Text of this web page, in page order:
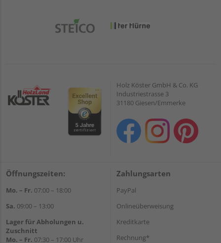
Holz Köster GmbH & Co. KG
Industriestrasse 3
31180 Giesen/Emmerke
Öffnungszeiten:
Mo. – Fr. 07:00 – 18:00
Sa. 09:00 – 13:00
Lager für Abholungen u.
Zuschnitt
Mo. – Fr. 07:30 – 17:00 Uhr
Zahlungsarten
PayPal
Onlineüberweisung
Kreditkarte
Rechnung*